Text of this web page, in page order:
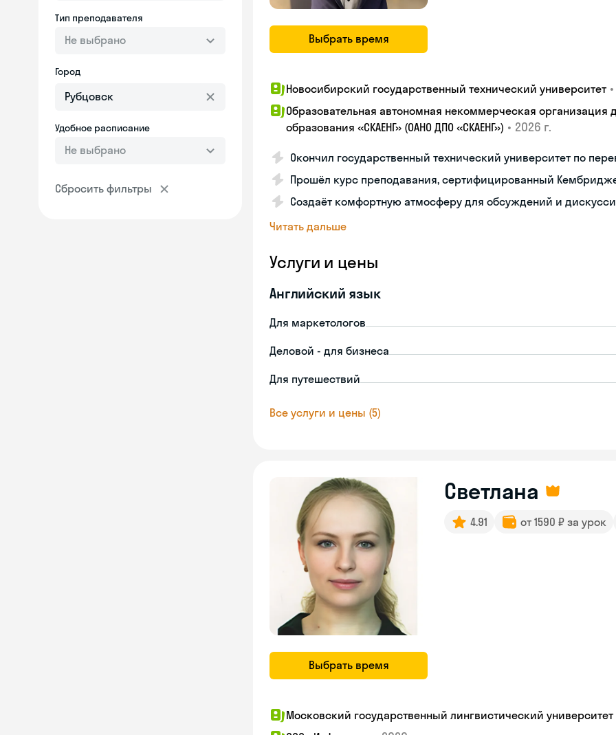
Тип преподавателя
Не выбрано
Город
Удобное расписание
Не выбрано
Сбросить фильтры
Выбрать время
Новосибирский государственный технический университет •
Образовательная автономная некоммерческая организация
образования «СКАЕНГ» (ОАНО ДПО «СКАЕНГ») • 2026 г.
Окончил государственный технический университет по
Прошёл курс преподавания, сертифицированный
Создаёт комфортную атмосферу для обсуждений и
Читать дальше
Услуги и цены
Английский язык
Для маркетологов
Деловой - для бизнеса
Для путешествий
Все услуги и цены (5)
Выбрать время
Светлана
4.91 от 1590 ₽ за урок
Московский государственный лингвистический университет